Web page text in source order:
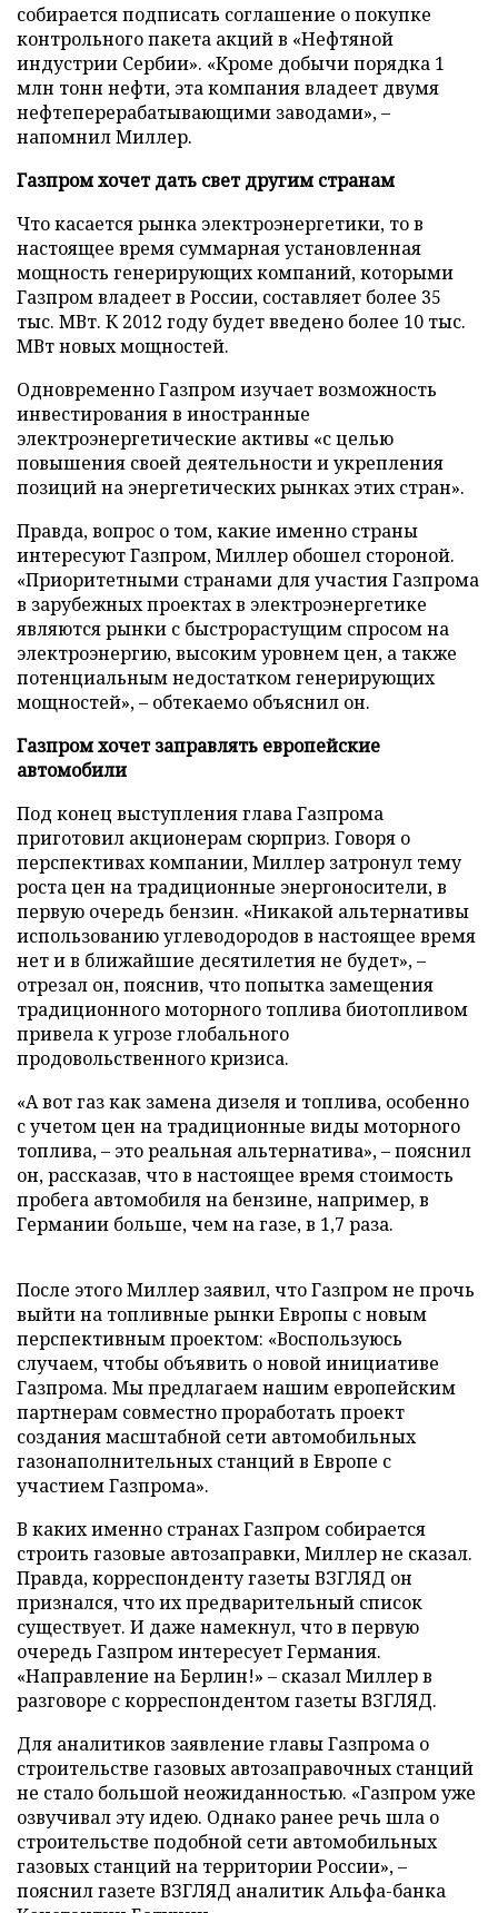
собирается подписать соглашение о покупке
контрольного пакета акций в «Нефтяной
индустрии Сербии». «Кроме добычи порядка 1
млн тонн нефти, эта компания владеет двумя
нефтеперерабатывающими заводами», –
напомнил Миллер.
Газпром хочет дать свет другим странам
Что касается рынка электроэнергетики, то в
настоящее время суммарная установленная
мощность генерирующих компаний, которыми
Газпром владеет в России, составляет более 35
тыс. МВт. К 2012 году будет введено более 10 тыс.
МВт новых мощностей.
Одновременно Газпром изучает возможность
инвестирования в иностранные
электроэнергетические активы «с целью
повышения своей деятельности и укрепления
позиций на энергетических рынках этих стран».
Правда, вопрос о том, какие именно страны
интересуют Газпром, Миллер обошел стороной.
«Приоритетными странами для участия Газпрома
в зарубежных проектах в электроэнергетике
являются рынки с быстрорастущим спросом на
электроэнергию, высоким уровнем цен, а также
потенциальным недостатком генерирующих
мощностей», – обтекаемо объяснил он.
Газпром хочет заправлять европейские
автомобили
Под конец выступления глава Газпрома
приготовил акционерам сюрприз. Говоря о
перспективах компании, Миллер затронул тему
роста цен на традиционные энергоносители, в
первую очередь бензин. «Никакой альтернативы
использованию углеводородов в настоящее время
нет и в ближайшие десятилетия не будет», –
отрезал он, пояснив, что попытка замещения
традиционного моторного топлива биотопливом
привела к угрозе глобального
продовольственного кризиса.
«А вот газ как замена дизеля и топлива, особенно
с учетом цен на традиционные виды моторного
топлива, – это реальная альтернатива», – пояснил
он, рассказав, что в настоящее время стоимость
пробега автомобиля на бензине, например, в
Германии больше, чем на газе, в 1,7 раза.
После этого Миллер заявил, что Газпром не прочь
выйти на топливные рынки Европы с новым
перспективным проектом: «Воспользуюсь
случаем, чтобы объявить о новой инициативе
Газпрома. Мы предлагаем нашим европейским
партнерам совместно проработать проект
создания масштабной сети автомобильных
газонаполнительных станций в Европе с
участием Газпрома».
В каких именно странах Газпром собирается
строить газовые автозаправки, Миллер не сказал.
Правда, корреспонденту газеты ВЗГЛЯД он
признался, что их предварительный список
существует. И даже намекнул, что в первую
очередь Газпром интересует Германия.
«Направление на Берлин!» – сказал Миллер в
разговоре с корреспондентом газеты ВЗГЛЯД.
Для аналитиков заявление главы Газпрома о
строительстве газовых автозаправочных станций
не стало большой неожиданностью. «Газпром уже
озвучивал эту идею. Однако ранее речь шла о
строительстве подобной сети автомобильных
газовых станций на территории России», –
пояснил газете ВЗГЛЯД аналитик Альфа-банка